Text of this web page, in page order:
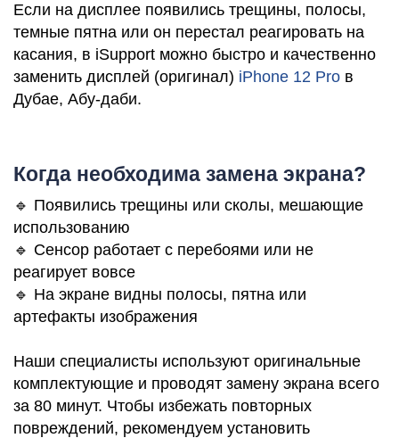
Если на дисплее появились трещины, полосы,
темные пятна или он перестал реагировать на
касания, в iSupport можно быстро и качественно
заменить дисплей (оригинал) iPhone 12 Pro в
Дубае, Абу-даби.
Когда необходима замена экрана?
🔹 Появились трещины или сколы, мешающие
использованию
🔹 Сенсор работает с перебоями или не
реагирует вовсе
🔹 На экране видны полосы, пятна или
артефакты изображения
Наши специалисты используют оригинальные
комплектующие и проводят замену экрана всего
за 80 минут. Чтобы избежать повторных
повреждений, рекомендуем установить